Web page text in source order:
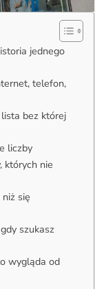
jednego
telefon,
bez której
liczby
których nie
się
szukasz
wygląda od